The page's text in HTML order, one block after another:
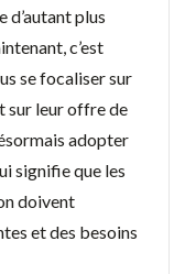
d’autant plus
c’est
se focaliser sur
sur leur offre de
adopter
signifie que les
doivent
et des besoins